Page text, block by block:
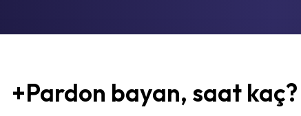
+Pardon bayan, saat kaç?